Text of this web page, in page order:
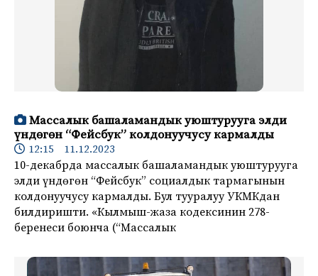
Массалык башаламандык уюштурууга элди
үндөгөн “Фейсбук” колдонуучусу кармалды
12:15 11.12.2023
10-декабрда массалык башаламандык уюштурууга
элди үндөгөн “Фейсбук” социалдык тармагынын
колдонуучусу кармалды. Бул тууралуу УКМКдан
билдиришти. «Кылмыш-жаза кодексинин 278-
беренеси боюнча (“Массалык